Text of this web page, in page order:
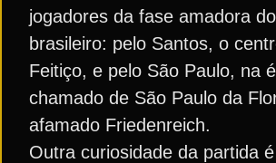
jogadores da fase amadora
brasileiro: pelo Santos, o
Feitiço, e pelo São Paulo, na
chamado de São Paulo da
afamado Friedenreich.
Outra curiosidade da partida